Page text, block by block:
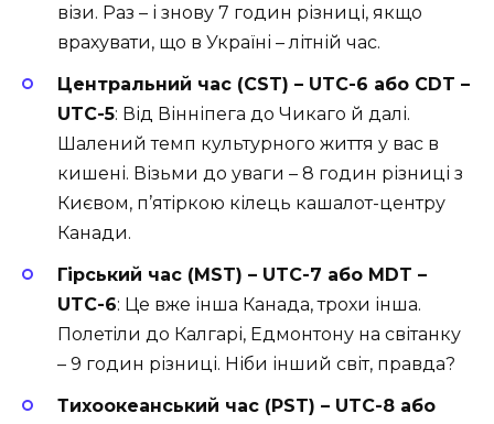
візи. Раз – і знову 7 годин різниці, якщо
врахувати, що в Україні – літній час.
Центральний час (CST) – UTC-6 або CDT –
UTC-5: Від Вінніпега до Чикаго й далі.
Шалений темп культурного життя у вас в
кишені. Візьми до уваги – 8 годин різниці з
Києвом, п’ятіркою кілець кашалот-центру
Канади.
Гірський час (MST) – UTC-7 або MDT –
UTC-6: Це вже інша Канада, трохи інша.
Полетіли до Калгарі, Едмонтону на світанку
– 9 годин різниці. Ніби інший світ, правда?
Тихоокеанський час (PST) – UTC-8 або